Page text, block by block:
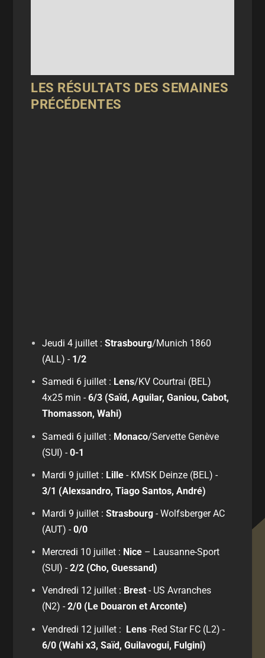
LES RÉSULTATS DES SEMAINES
PRÉCÉDENTES
Jeudi 4 juillet : Strasbourg/Munich 1860
(ALL) - 1/2
Samedi 6 juillet : Lens/KV Courtrai (BEL)
4x25 min - 6/3 (Saïd, Aguilar, Ganiou, Cabot,
Thomasson, Wahi)
Samedi 6 juillet : Monaco/Servette Genève
(SUI) - 0-1
Mardi 9 juillet : Lille- KMSK Deinze (BEL) -
3/1 (Alexsandro, Tiago Santos, André)
Mardi 9 juillet : Strasbourg- Wolfsberger AC
(AUT) - 0/0
Mercredi 10 juillet : Nice– Lausanne-Sport
(SUI) - 2/2 (Cho, Guessand)
Vendredi 12 juillet : Brest- US Avranches
(N2) - 2/0 (Le Douaron et Arconte)
Vendredi 12 juillet : Lens-Red Star FC (L2) -
6/0 (Wahi x3, Saïd, Guilavogui, Fulgini)